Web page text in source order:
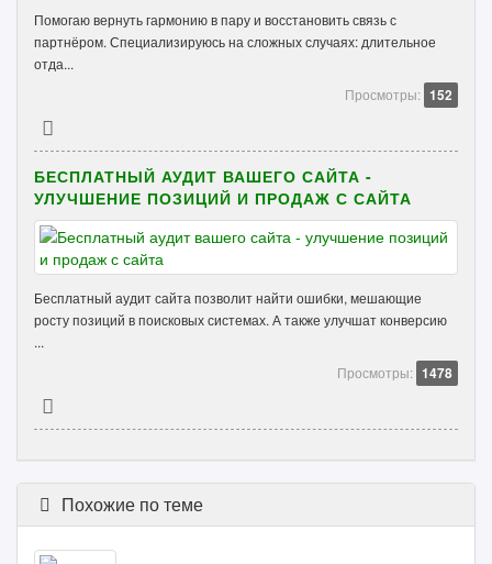
Помогаю вернуть гармонию в пару и восстановить связь с
партнёром. Специализируюсь на сложных случаях: длительное
отда...
Просмотры: 152
БЕСПЛАТНЫЙ АУДИТ ВАШЕГО САЙТА -
УЛУЧШЕНИЕ ПОЗИЦИЙ И ПРОДАЖ С САЙТА
Бесплатный аудит сайта позволит найти ошибки, мешающие
росту позиций в поисковых системах. А также улучшат конверсию
...
Просмотры: 1478
Похожие по теме